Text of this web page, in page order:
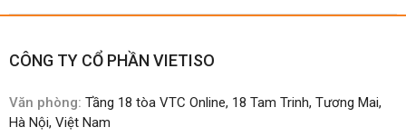
CÔNG TY CỔ PHẦN VIETISO
Văn phòng: Tầng 18 tòa VTC Online, 18 Tam Trinh, Tương Mai,
Hà Nội, Việt Nam